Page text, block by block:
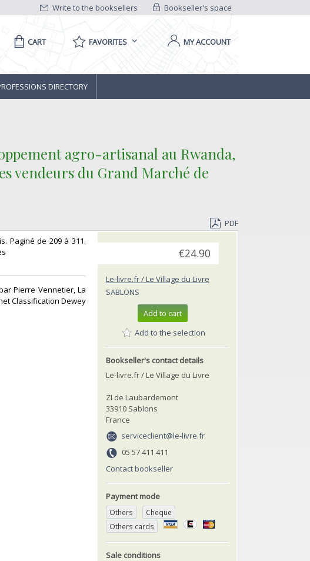
Bookseller's space
Write to the booksellers
CART FAVORITES MY ACCOUNT
DIRECTORY
agro-artisanal au Rwanda,
vendeurs du Grand Marché de
PDF
Paginé de 209 à 311.
Pierre Vennetier, La
Classification Dewey
€24.90
Le-livre.fr / Le Village du Livre
SABLONS
Add to cart
Add to the selection
Bookseller's contact details
Le-livre.fr / Le Village du Livre
ZI de Laubardemont
33910 Sablons
France
serviceclient@le-livre.fr
05 57 411 411
Contact bookseller
Payment mode
Others
Cheque
Others cards
Sale conditions